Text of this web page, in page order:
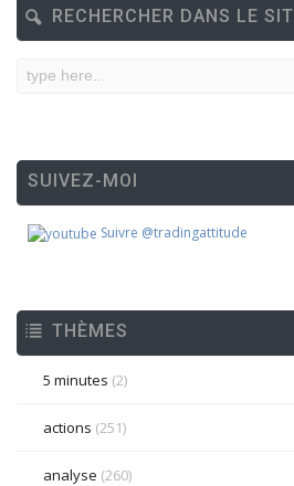
RECHERCHER DANS LE
SUIVEZ-MOI
Suivre @tradingattitude
THÈMES
5 minutes (2)
actions (251)
analyse (260)